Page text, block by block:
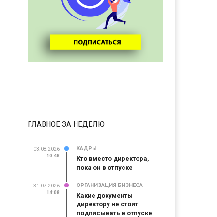
ГЛАВНОЕ ЗА НЕДЕЛЮ
03.08.2026
10:48
КАДРЫ
Кто вместо директора,
пока он в отпуске
31.07.2026
14:08
ОРГАНИЗАЦИЯ БИЗНЕСА
Какие документы
директору не стоит
подписывать в отпуске